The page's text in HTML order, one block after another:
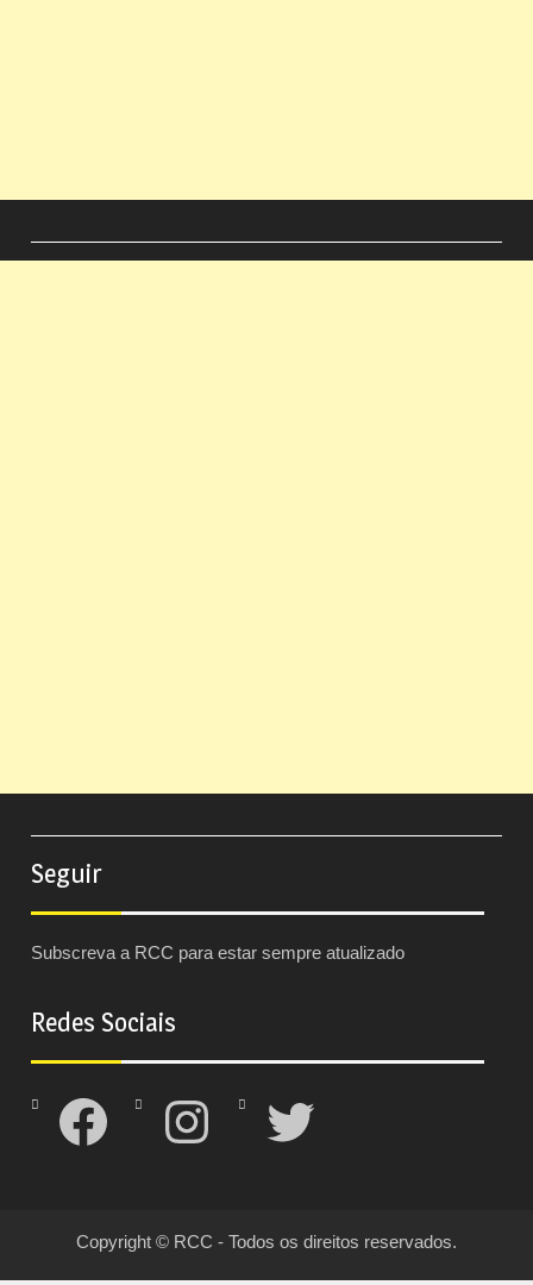
Seguir
Subscreva a RCC para estar sempre atualizado
Redes Sociais
Facebook Instagram Twitter
Copyright © RCC - Todos os direitos reservados.